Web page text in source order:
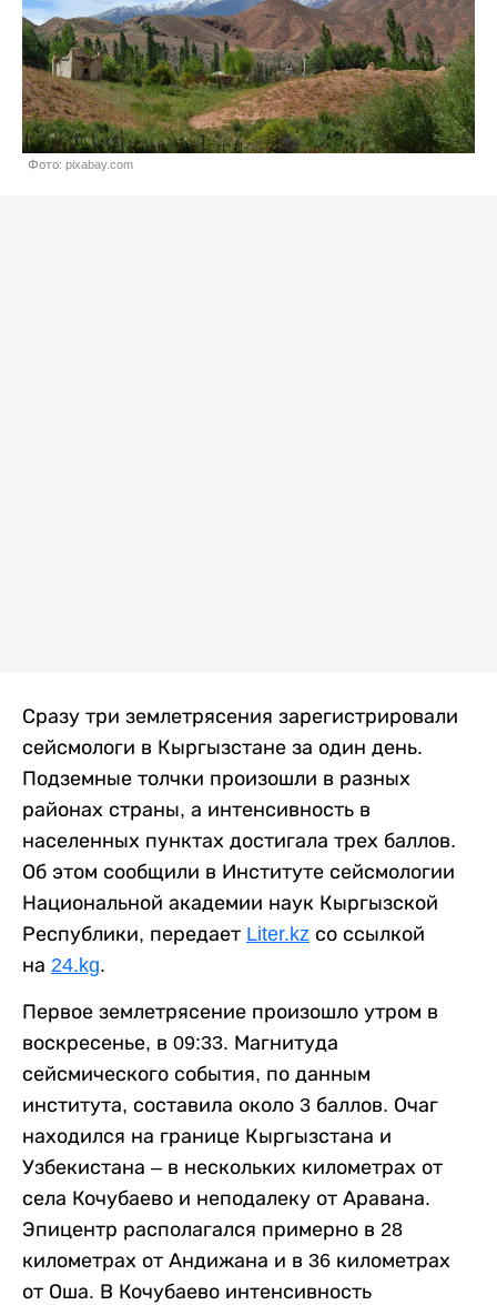
Фото: pixabay.com
Сразу три землетрясения зарегистрировали
сейсмологи в Кыргызстане за один день.
Подземные толчки произошли в разных
районах страны, а интенсивность в
населенных пунктах достигала трех баллов.
Об этом сообщили в Институте сейсмологии
Национальной академии наук Кыргызской
Республики, передает Liter.kz со ссылкой
на 24.kg.
Первое землетрясение произошло утром в
воскресенье, в 09:33. Магнитуда
сейсмического события, по данным
института, составила около 3 баллов. Очаг
находился на границе Кыргызстана и
Узбекистана – в нескольких километрах от
села Кочубаево и неподалеку от Аравана.
Эпицентр располагался примерно в 28
километрах от Андижана и в 36 километрах
от Оша. В Кочубаево интенсивность